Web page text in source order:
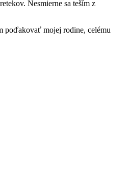
Nesmierne sa teším z
poďakovať mojej rodine, celému